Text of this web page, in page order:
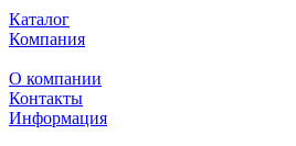
Каталог
Компания
О компании
Контакты
Информация